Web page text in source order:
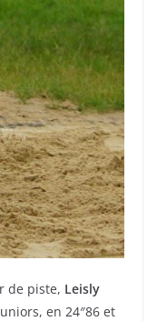
de piste, Leisly
en 24″86 et